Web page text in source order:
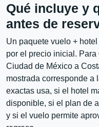
Qué incluye y
antes de
Un paquete vuelo +
por el precio inicial.
Ciudad de México a
mostrada corresponde a
exactas usa, si el hotel
disponible, si el plan de
y si el vuelo permite